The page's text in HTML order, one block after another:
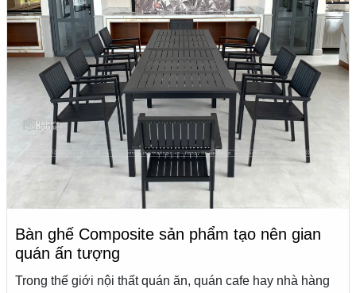
Bàn ghế Composite sản phẩm tạo nên gian
quán ấn tượng
Trong thế giới nội thất quán ăn, quán cafe hay nhà hàng